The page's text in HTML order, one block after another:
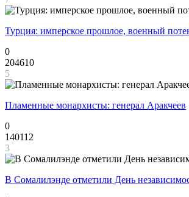
Турция: имперское прошлое, военный
0
204610
5
Пламенные монархисты: генерал Аракчеев
0
140112
3
В Сомалилэнде отметили День